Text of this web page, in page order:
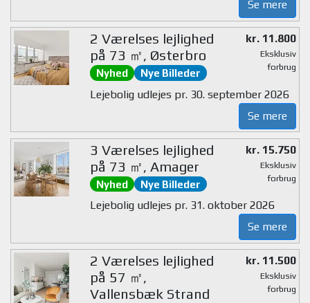
Se mere
2 Værelses lejlighed
på 73 ㎡, Østerbro
Nyhed Nye Billeder
kr. 11.800
Eksklusiv
forbrug
Lejebolig udlejes pr. 30. september 2026
Se mere
3 Værelses lejlighed
på 73 ㎡, Amager
Nyhed Nye Billeder
kr. 15.750
Eksklusiv
forbrug
Lejebolig udlejes pr. 31. oktober 2026
Se mere
2 Værelses lejlighed
på 57 ㎡,
Vallensbæk Strand
kr. 11.500
Eksklusiv
forbrug